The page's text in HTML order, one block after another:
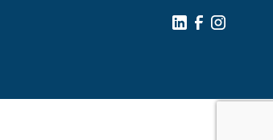
Social Icon
Social Icon
Social